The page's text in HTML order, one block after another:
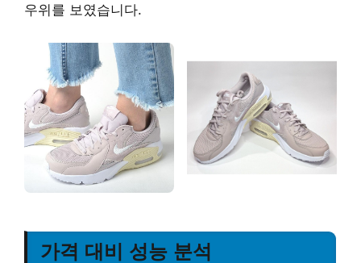
우위를 보였습니다.
가격 대비 성능 분석